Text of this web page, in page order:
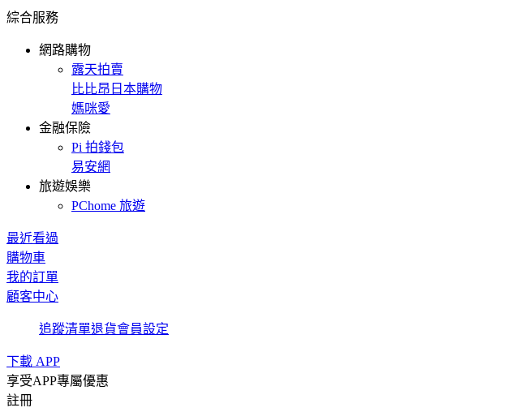
綜合服務
網路購物
露天拍賣
比比昂日本購物
媽咪愛
金融保險
Pi 拍錢包
易安網
旅遊娛樂
PChome 旅遊
最近看過
購物車
我的訂單
顧客中心
追蹤清單退貨會員設定
下載 APP
享受APP專屬優惠
註冊